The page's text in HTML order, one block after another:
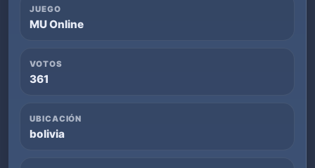
JUEGO
MU Online
VOTOS
361
UBICACIÓN
bolivia